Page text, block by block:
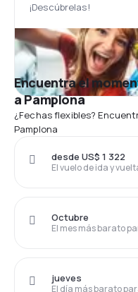
¡Descúbrelas!
Encuentra el
a Pamplona
¿Fechas flexibles?
Pamplona
El vuelo de ida y
desde US$ 1 322
El mes más barato
Octubre
El día más barato
jueves